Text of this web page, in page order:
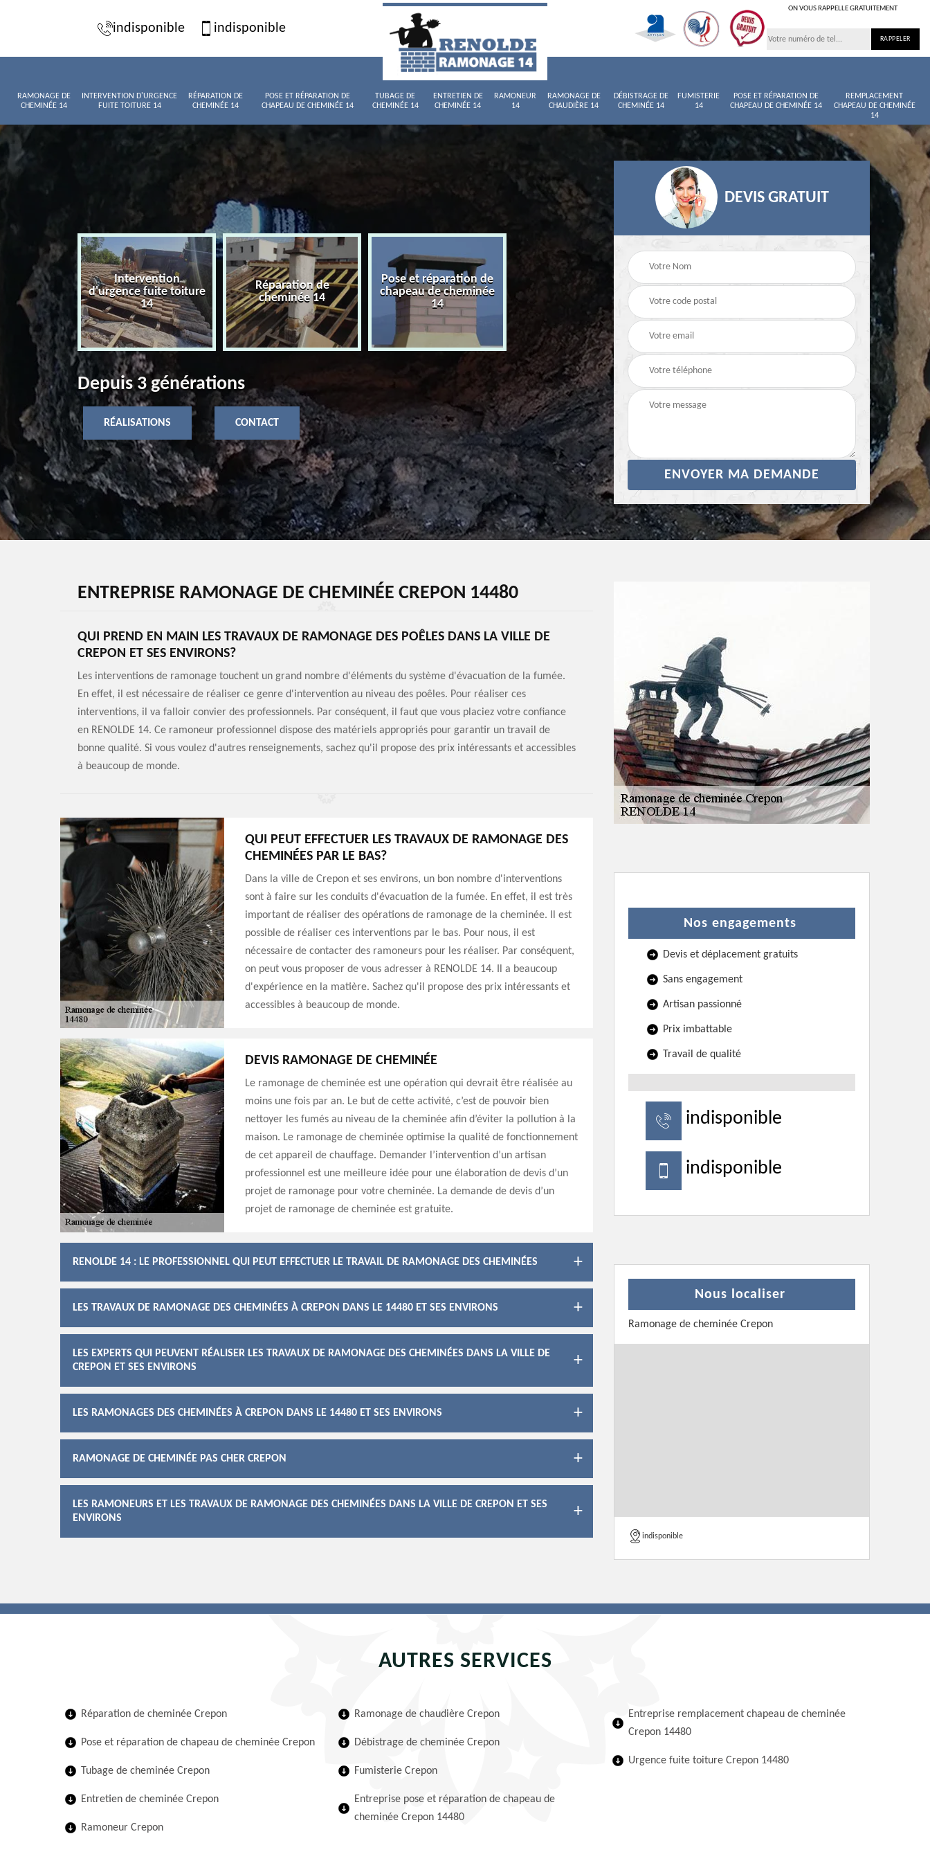
indisponible indisponible
ON VOUS RAPPELLE GRATUITEMENT
RAMONAGE DE
CHEMINÉE 14
INTERVENTION D'URGENCE
FUITE TOITURE 14
RÉPARATION DE
CHEMINÉE 14
POSE ET RÉPARATION DE
CHAPEAU DE CHEMINÉE 14
TUBAGE DE
CHEMINÉE 14
ENTRETIEN DE
CHEMINÉE 14
RAMONEUR
14
RAMONAGE DE
CHAUDIÈRE 14
DÉBISTRAGE DE
CHEMINÉE 14
FUMISTERIE
14
POSE ET RÉPARATION DE
CHAPEAU DE CHEMINÉE 14
REMPLACEMENT
CHAPEAU DE CHEMINÉE
14
de
14
Intervention
d'urgence fuite toiture
14
Réparation de
cheminée 14
Pose et réparation de
chapeau de cheminée
14
Tubage de cheminée
Entretien de cheminée
Ramoneur 14
Depuis 3 générations
RÉALISATIONS CONTACT
DEVIS GRATUIT
ENTREPRISE RAMONAGE DE CHEMINÉE CREPON 14480
QUI PREND EN MAIN LES TRAVAUX DE RAMONAGE DES POÊLES DANS LA VILLE DE
CREPON ET SES ENVIRONS?
Les interventions de ramonage touchent un grand nombre d'éléments du système d'évacuation de la fumée.
En effet, il est nécessaire de réaliser ce genre d'intervention au niveau des poêles. Pour réaliser ces
interventions, il va falloir convier des professionnels. Par conséquent, il faut que vous placiez votre confiance
en RENOLDE 14. Ce ramoneur professionnel dispose des matériels appropriés pour garantir un travail de
bonne qualité. Si vous voulez d'autres renseignements, sachez qu'il propose des prix intéressants et accessibles
à beaucoup de monde.
QUI PEUT EFFECTUER LES TRAVAUX DE RAMONAGE DES
CHEMINÉES PAR LE BAS?
Dans la ville de Crepon et ses environs, un bon nombre d'interventions
sont à faire sur les conduits d'évacuation de la fumée. En effet, il est très
important de réaliser des opérations de ramonage de la cheminée. Il est
possible de réaliser ces interventions par le bas. Pour nous, il est
nécessaire de contacter des ramoneurs pour les réaliser. Par conséquent,
on peut vous proposer de vous adresser à RENOLDE 14. Il a beaucoup
d'expérience en la matière. Sachez qu'il propose des prix intéressants et
accessibles à beaucoup de monde.
DEVIS RAMONAGE DE CHEMINÉE
Le ramonage de cheminée est une opération qui devrait être réalisée au
moins une fois par an. Le but de cette activité, c’est de pouvoir bien
nettoyer les fumés au niveau de la cheminée afin d’éviter la pollution à la
maison. Le ramonage de cheminée optimise la qualité de fonctionnement
de cet appareil de chauffage. Demander l’intervention d’un artisan
professionnel est une meilleure idée pour une élaboration de devis d’un
projet de ramonage pour votre cheminée. La demande de devis d’un
projet de ramonage de cheminée est gratuite.
RENOLDE 14 : LE PROFESSIONNEL QUI PEUT EFFECTUER LE TRAVAIL DE RAMONAGE DES CHEMINÉES
LES TRAVAUX DE RAMONAGE DES CHEMINÉES À CREPON DANS LE 14480 ET SES ENVIRONS
LES EXPERTS QUI PEUVENT RÉALISER LES TRAVAUX DE RAMONAGE DES CHEMINÉES DANS LA VILLE DE
CREPON ET SES ENVIRONS
LES RAMONAGES DES CHEMINÉES À CREPON DANS LE 14480 ET SES ENVIRONS
RAMONAGE DE CHEMINÉE PAS CHER CREPON
LES RAMONEURS ET LES TRAVAUX DE RAMONAGE DES CHEMINÉES DANS LA VILLE DE CREPON ET SES
ENVIRONS
Nos engagements
Devis et déplacement gratuits
Sans engagement
Artisan passionné
Prix imbattable
Travail de qualité
indisponible
indisponible
Nous localiser
Ramonage de cheminée Crepon
indisponible
AUTRES SERVICES
Réparation de cheminée Crepon
Pose et réparation de chapeau de cheminée Crepon
Tubage de cheminée Crepon
Entretien de cheminée Crepon
Ramoneur Crepon
Ramonage de chaudière Crepon
Débistrage de cheminée Crepon
Fumisterie Crepon
Entreprise pose et réparation de chapeau de
cheminée Crepon 14480
Entreprise remplacement chapeau de cheminée
Crepon 14480
Urgence fuite toiture Crepon 14480